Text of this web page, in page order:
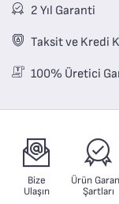
2 Yıl Garanti
Taksit ve Kredi
100% Üretici
Bize
Ulaşın
Ürün
Şartları